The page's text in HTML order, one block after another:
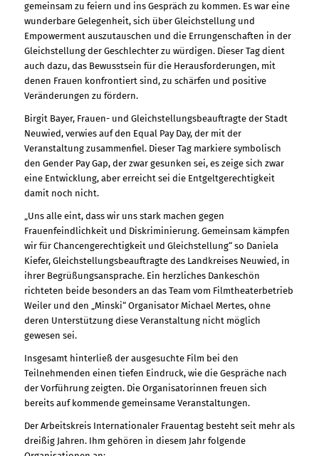
gemeinsam zu feiern und ins Gespräch zu kommen. Es war eine
wunderbare Gelegenheit, sich über Gleichstellung und
Empowerment auszutauschen und die Errungenschaften in der
Gleichstellung der Geschlechter zu würdigen. Dieser Tag dient
auch dazu, das Bewusstsein für die Herausforderungen, mit
denen Frauen konfrontiert sind, zu schärfen und positive
Veränderungen zu fördern.
Birgit Bayer, Frauen- und Gleichstellungsbeauftragte der Stadt
Neuwied, verwies auf den Equal Pay Day, der mit der
Veranstaltung zusammenfiel. Dieser Tag markiere symbolisch
den Gender Pay Gap, der zwar gesunken sei, es zeige sich zwar
eine Entwicklung, aber erreicht sei die Entgeltgerechtigkeit
damit noch nicht.
„Uns alle eint, dass wir uns stark machen gegen
Frauenfeindlichkeit und Diskriminierung. Gemeinsam kämpfen
wir für Chancengerechtigkeit und Gleichstellung“ so Daniela
Kiefer, Gleichstellungsbeauftragte des Landkreises Neuwied, in
ihrer Begrüßungsansprache. Ein herzliches Dankeschön
richteten beide besonders an das Team vom Filmtheaterbetrieb
Weiler und den „Minski“ Organisator Michael Mertes, ohne
deren Unterstützung diese Veranstaltung nicht möglich
gewesen sei.
Insgesamt hinterließ der ausgesuchte Film bei den
Teilnehmenden einen tiefen Eindruck, wie die Gespräche nach
der Vorführung zeigten. Die Organisatorinnen freuen sich
bereits auf kommende gemeinsame Veranstaltungen.
Der Arbeitskreis Internationaler Frauentag besteht seit mehr als
dreißig Jahren. Ihm gehören in diesem Jahr folgende